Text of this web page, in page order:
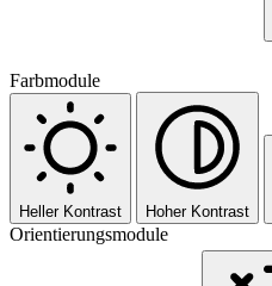
Farbmodule
Heller Kontrast Hoher Kontrast
Orientierungsmodule